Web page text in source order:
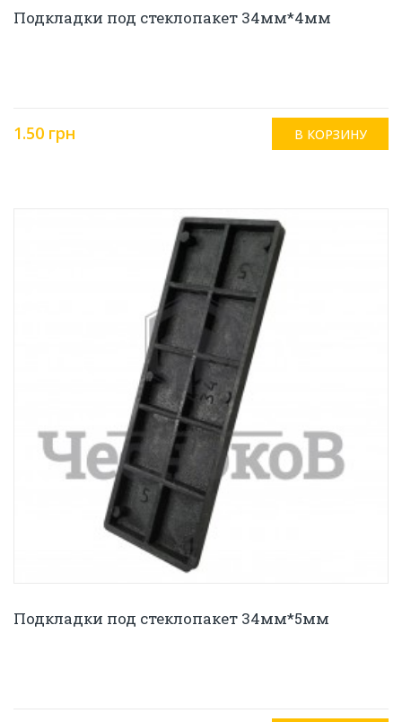
Подкладки под стеклопакет 34мм*4мм
1.50 грн
Подкладки под стеклопакет 34мм*5мм